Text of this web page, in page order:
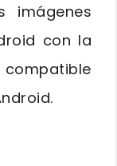
imágenes
con la